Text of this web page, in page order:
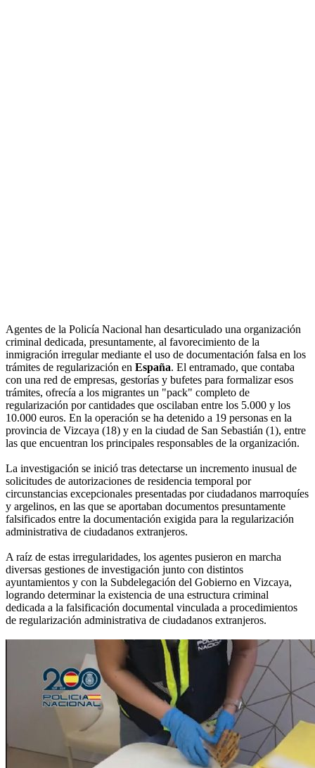
Agentes de la Policía Nacional han desarticulado una organización
criminal dedicada, presuntamente, al favorecimiento de la
inmigración irregular mediante el uso de documentación falsa en los
trámites de regularización en España. El entramado, que contaba
con una red de empresas, gestorías y bufetes para formalizar esos
trámites, ofrecía a los migrantes un "pack" completo de
regularización por cantidades que oscilaban entre los 5.000 y los
10.000 euros. En la operación se ha detenido a 19 personas en la
provincia de Vizcaya (18) y en la ciudad de San Sebastián (1), entre
las que encuentran los principales responsables de la organización.
La investigación se inició tras detectarse un incremento inusual de
solicitudes de autorizaciones de residencia temporal por
circunstancias excepcionales presentadas por ciudadanos marroquíes
y argelinos, en las que se aportaban documentos presuntamente
falsificados entre la documentación exigida para la regularización
administrativa de ciudadanos extranjeros.
A raíz de estas irregularidades, los agentes pusieron en marcha
diversas gestiones de investigación junto con distintos
ayuntamientos y con la Subdelegación del Gobierno en Vizcaya,
logrando determinar la existencia de una estructura criminal
dedicada a la falsificación documental vinculada a procedimientos
de regularización administrativa de ciudadanos extranjeros.